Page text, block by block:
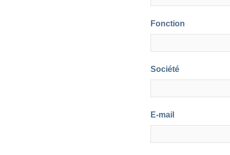
Fonction
Société
E-mail